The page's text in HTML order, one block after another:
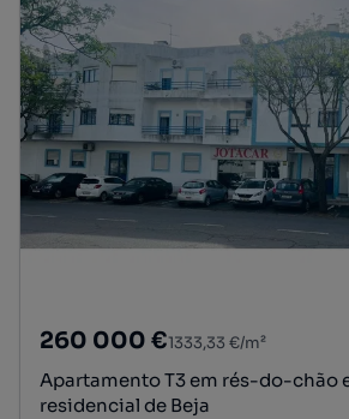
260 000 €1333,33 €/m²
Apartamento T3 em rés-do-chão
residencial de Beja